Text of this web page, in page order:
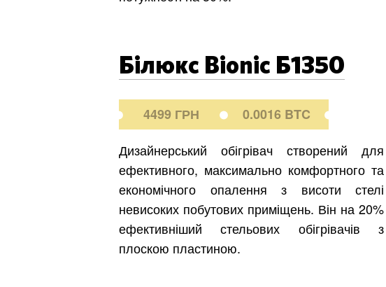
Білюкс Bionic Б1350
4499 ГРН
0.0016 BTC
Дизайнерський обігрівач створений для
ефективного, максимально комфортного та
економічного опалення з висоти стелі
невисоких побутових приміщень. Він на 20%
ефективніший стельових обігрівачів з
плоскою пластиною.